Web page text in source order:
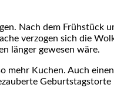
Nach dem Frühstück
verzogen sich die
länger gewesen wäre.
mehr Kuchen. Auch einen
Geburtstagstorte